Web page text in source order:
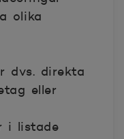
olika
dvs. direkta
eller
i listade